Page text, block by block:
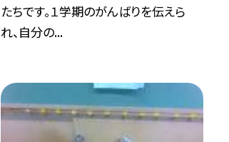
たちです。１学期のがんばりを伝えら
れ、自分の...